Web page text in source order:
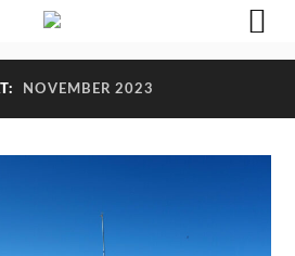
NOVEMBER 2023